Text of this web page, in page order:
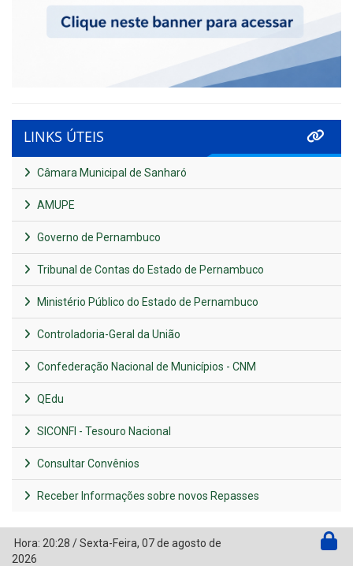
LINKS ÚTEIS
Câmara Municipal de Sanharó
AMUPE
Governo de Pernambuco
Tribunal de Contas do Estado de Pernambuco
Ministério Público do Estado de Pernambuco
Controladoria-Geral da União
Confederação Nacional de Municípios - CNM
QEdu
SICONFI - Tesouro Nacional
Consultar Convênios
Receber Informações sobre novos Repasses
Hora: 20:28 /Sexta-Feira, 07 de agosto de
2026